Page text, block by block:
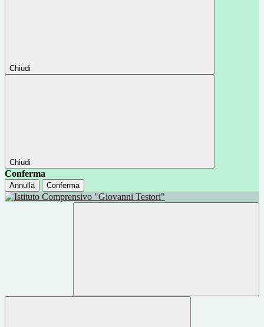
Chiudi
Chiudi
Conferma
Annulla Conferma